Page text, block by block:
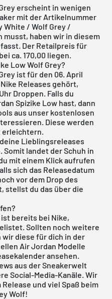
erscheint in wenigen
mit der Artikelnummer
White / Wolf Grey /
musst, haben wir in diesem
Der Retailpreis für
ca. 170,00 liegen.
Low Wolf Grey?
ist für den 06. April
Releases gehört,
Droppen. Falls du
Spizike Low hast, dann
aus unser kostenlosen
Diese werden
erleichtern.
Lieblingsreleases
landet der Schuh in
mit einem Klick aufrufen
sich das Releasedatum
vor dem Drop des
stellst du das über die
ist bereits bei Nike,
Sollten noch weitere
wir diese für dich in der
Air Jordan Modelle
ansehen.
aus der Sneakerwelt
Social-Media-Kanäle. Wir
und viel Spaß beim
Wolf!